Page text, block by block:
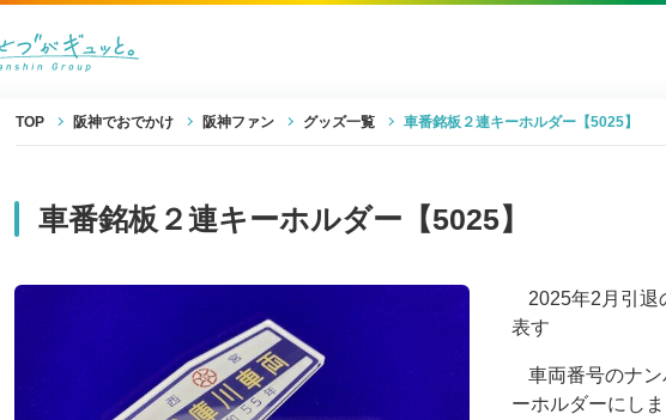
TOP 阪神でおでかけ 阪神ファン グッズ一覧 車番銘板２連キーホルダー【5025】
車番銘板２連キーホルダー【5025】
2025年2月引退
表す
車両番号のナ
ーホルダーにしま